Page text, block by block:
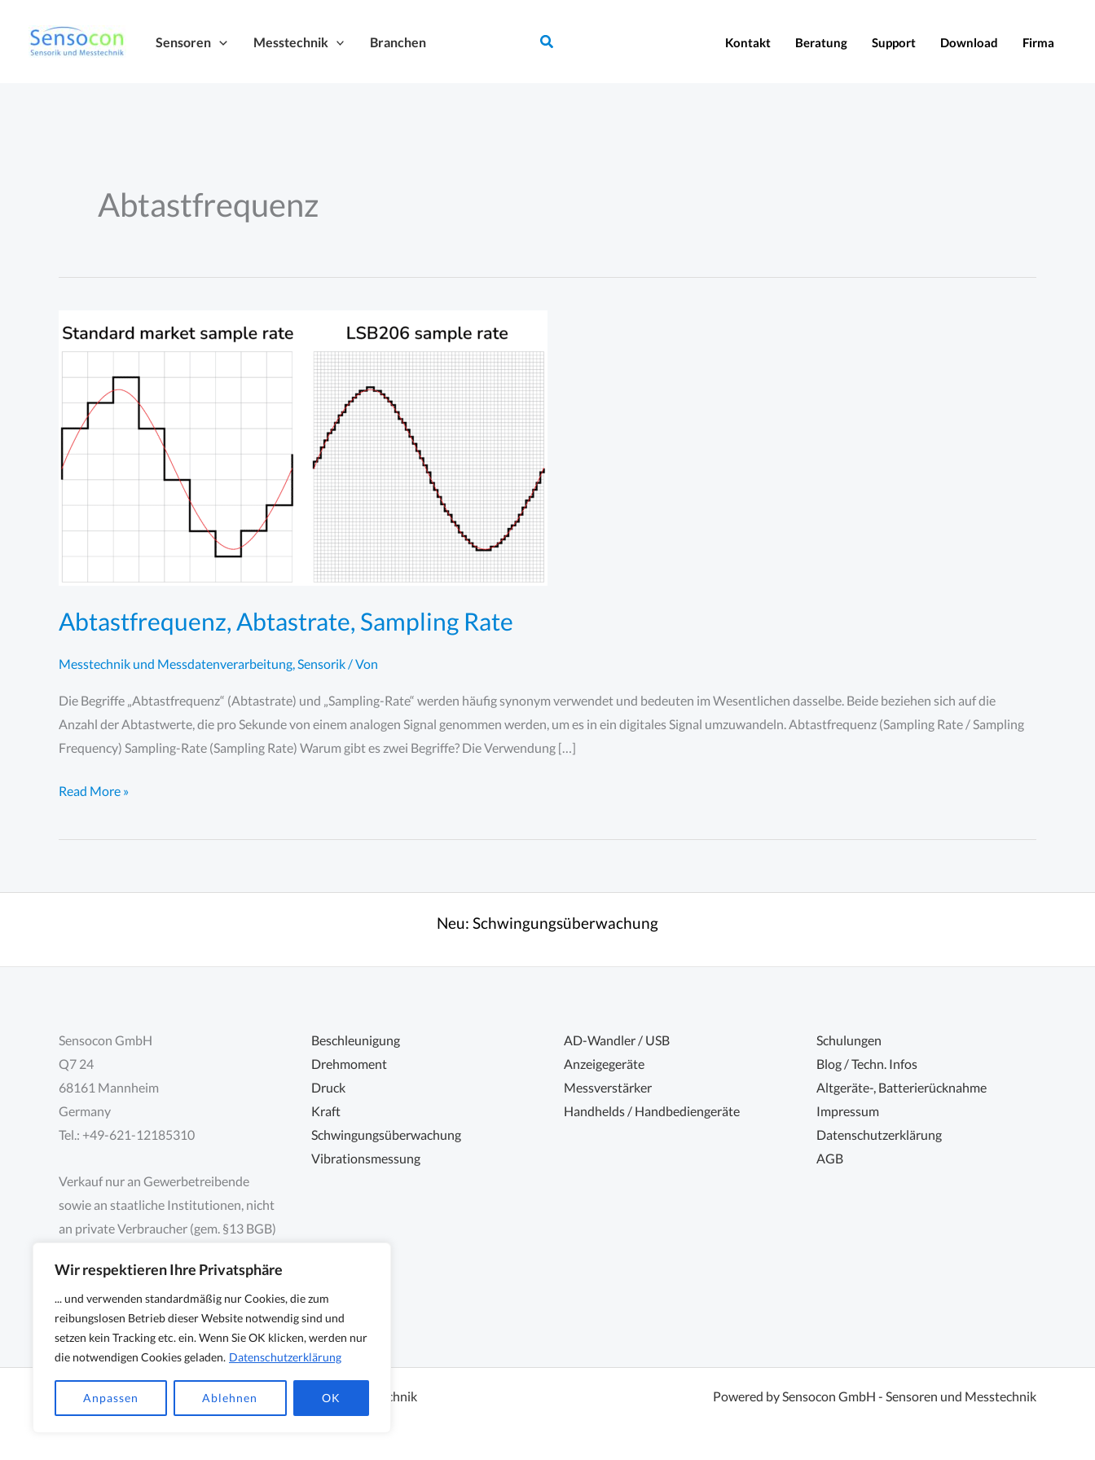
Wir respektieren Ihre Privatsphäre
... und verwenden standardmäßig nur Cookies, die zum
reibungslosen Betrieb dieser Website notwendig sind und
setzen kein Tracking etc. ein. Wenn Sie OK klicken, werden nur
die notwendigen Cookies geladen. Datenschutzerklärung
Anpassen Ablehnen OK
Inhalt
springen
Sensoren Messtechnik Branchen Suchen Kontakt Beratung Support Download Firma
Abtastfrequenz
Abtastfrequenz, Abtastrate, Sampling Rate
Messtechnik und Messdatenverarbeitung,Sensorik/ Von
Die Begriffe „Abtastfrequenz“ (Abtastrate) und „Sampling-Rate“ werden häufig synonym verwendet und bedeuten im Wesentlichen dasselbe. Beide beziehen sich auf die
Anzahl der Abtastwerte, die pro Sekunde von einem analogen Signal genommen werden, um es in ein digitales Signal umzuwandeln. Abtastfrequenz (Sampling Rate / Sampling
Frequency) Sampling-Rate (Sampling Rate) Warum gibt es zwei Begriffe? Die Verwendung […]
Abtastfrequenz,
Sampling
Read More »
Neu: Schwingungsüberwachung
Sensocon GmbH
Q7 24
68161 Mannheim
Germany
Tel.: +49-621-12185310
Verkauf nur an Gewerbetreibende
sowie an staatliche Institutionen, nicht
an private Verbraucher (gem. §13 BGB)
Beschleunigung
Drehmoment
Druck
Kraft
Schwingungsüberwachung
Vibrationsmessung
AD-Wandler / USB
Anzeigegeräte
Messverstärker
Handhelds / Handbediengeräte
Schulungen
Blog / Techn. Infos
Altgeräte-, Batterierücknahme
Impressum
Datenschutzerklärung
AGB
Copyright © 2026 Sensocon GmbH - Sensoren und Messtechnik Powered by Sensocon GmbH - Sensoren und Messtechnik